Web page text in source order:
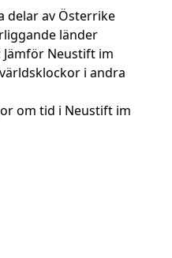
delar av Österrike
länder
Jämför Neustift im
i andra
om tid i Neustift im